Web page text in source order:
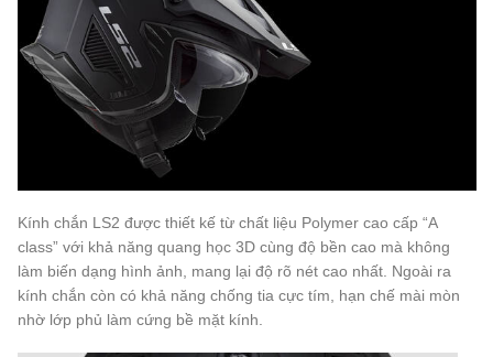
Kính chắn LS2 được thiết kế từ chất liệu Polymer cao cấp “A
class” với khả năng quang học 3D cùng độ bền cao mà không
làm biến dạng hình ảnh, mang lại độ rõ nét cao nhất. Ngoài ra
kính chắn còn có khả năng chống tia cực tím, hạn chế mài mòn
nhờ lớp phủ làm cứng bề mặt kính.